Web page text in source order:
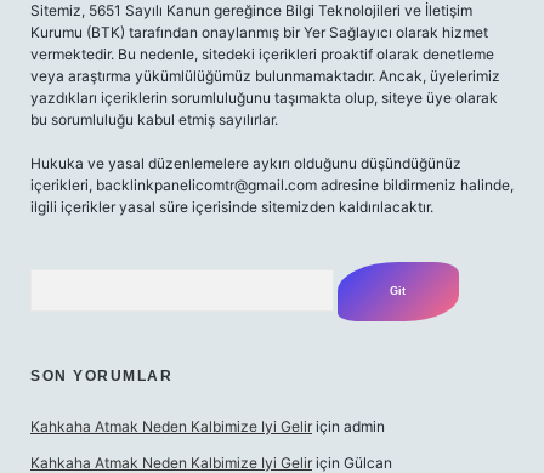
Sitemiz, 5651 Sayılı Kanun gereğince Bilgi Teknolojileri ve İletişim
Kurumu (BTK) tarafından onaylanmış bir Yer Sağlayıcı olarak hizmet
vermektedir. Bu nedenle, sitedeki içerikleri proaktif olarak denetleme
veya araştırma yükümlülüğümüz bulunmamaktadır. Ancak, üyelerimiz
yazdıkları içeriklerin sorumluluğunu taşımakta olup, siteye üye olarak
bu sorumluluğu kabul etmiş sayılırlar.
Hukuka ve yasal düzenlemelere aykırı olduğunu düşündüğünüz
içerikleri, backlinkpanelicomtr@gmail.com adresine bildirmeniz halinde,
ilgili içerikler yasal süre içerisinde sitemizden kaldırılacaktır.
SON YORUMLAR
Kahkaha Atmak Neden Kalbimize Iyi Gelir için admin
Kahkaha Atmak Neden Kalbimize Iyi Gelir için Gülcan